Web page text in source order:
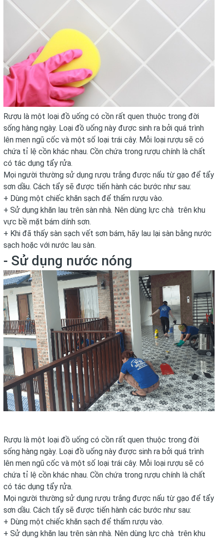
Rượu là một loại đồ uống có cồn rất quen thuộc trong đời
sống hàng ngày. Loại đồ uống này được sinh ra bởi quá trình
lên men ngũ cốc và một số loại trái cây. Mỗi loại rượu sẽ có
chứa tỉ lệ cồn khác nhau. Cồn chứa trong rượu chính là chất
có tác dụng tẩy rửa.
Mọi người thường sử dụng rượu trắng được nấu từ gạo để tẩy
sơn dầu. Cách tẩy sẽ được tiến hành các bước như sau:
+ Dùng một chiếc khăn sạch để thấm rượu vào.
+ Sử dụng khăn lau trên sàn nhà. Nên dùng lực chà trên khu
vực bề mặt bám dính sơn.
+ Khi đã thấy sàn sạch vết sơn bám, hãy lau lại sàn bằng nước
sạch hoặc với nước lau sàn.
- Sử dụng nước nóng
Rượu là một loại đồ uống có cồn rất quen thuộc trong đời
sống hàng ngày. Loại đồ uống này được sinh ra bởi quá trình
lên men ngũ cốc và một số loại trái cây. Mỗi loại rượu sẽ có
chứa tỉ lệ cồn khác nhau. Cồn chứa trong rượu chính là chất
có tác dụng tẩy rửa.
Mọi người thường sử dụng rượu trắng được nấu từ gạo để tẩy
sơn dầu. Cách tẩy sẽ được tiến hành các bước như sau:
+ Dùng một chiếc khăn sạch để thấm rượu vào.
+ Sử dụng khăn lau trên sàn nhà. Nên dùng lực chà trên khu